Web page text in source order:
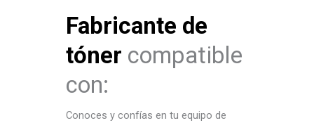
Fabricante de
tóner compatible
con:
Conoces y confías en tu equipo de